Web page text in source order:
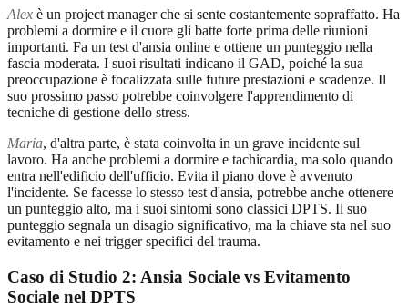
Alex è un project manager che si sente costantemente sopraffatto. Ha
problemi a dormire e il cuore gli batte forte prima delle riunioni
importanti. Fa un test d'ansia online e ottiene un punteggio nella
fascia moderata. I suoi risultati indicano il GAD, poiché la sua
preoccupazione è focalizzata sulle future prestazioni e scadenze. Il
suo prossimo passo potrebbe coinvolgere l'apprendimento di
tecniche di gestione dello stress.
Maria, d'altra parte, è stata coinvolta in un grave incidente sul
lavoro. Ha anche problemi a dormire e tachicardia, ma solo quando
entra nell'edificio dell'ufficio. Evita il piano dove è avvenuto
l'incidente. Se facesse lo stesso test d'ansia, potrebbe anche ottenere
un punteggio alto, ma i suoi sintomi sono classici DPTS. Il suo
punteggio segnala un disagio significativo, ma la chiave sta nel suo
evitamento e nei trigger specifici del trauma.
Caso di Studio 2: Ansia Sociale vs Evitamento
Sociale nel DPTS